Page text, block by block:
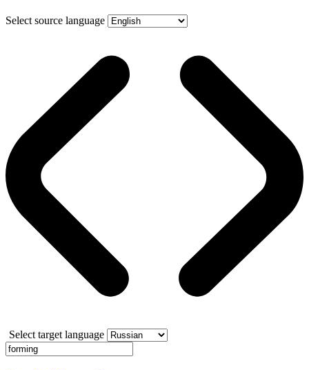
Select source language
Select target language